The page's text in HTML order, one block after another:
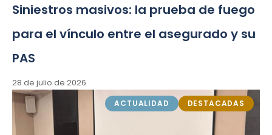
Siniestros masivos: la prueba de fuego
para el vínculo entre el asegurado y su
PAS
28 de julio de 2026
ACTUALIDAD DESTACADAS